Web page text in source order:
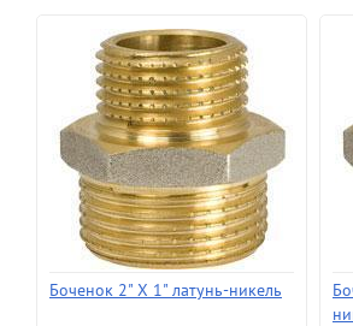
Боченок 2" X 1" латунь-никель